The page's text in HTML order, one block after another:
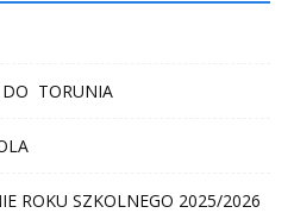
DO TORUNIA
ROKU SZKOLNEGO 2025/2026